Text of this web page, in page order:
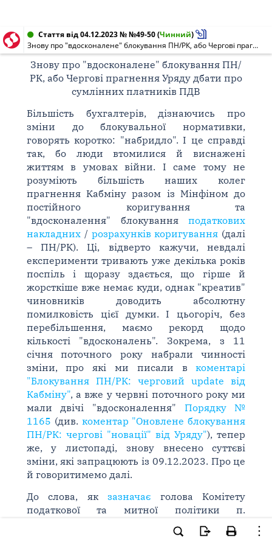
Стаття від 04.12.2023 № №49-50(Чинний)
Знову про "вдосконалене" блокування ПН/РК, або Чергові прагнення Уряду дбати про сумлінних платників ПДВ
Знову про "вдосконалене" блокування ПН/
РК, або Чергові прагнення Уряду дбати про
сумлінних платників ПДВ
Більшість бухгалтерів, дізнаючись про
зміни до блокувальної нормативки,
говорять коротко: "набридло". І це справді
так, бо люди втомилися й виснажені
життям в умовах війни. І саме тому не
розуміють більшість наших колег
прагнення Кабміну разом із Мінфіном до
постійного коригування та
"вдосконалення" блокуванняподаткових
накладних/ розрахунків коригування (далі
– ПН/РК). Ці, відверто кажучи, невдалі
експерименти тривають уже декілька років
поспіль і щоразу здається, що гірше й
жорсткіше вже немає куди, однак "креатив"
чиновників доводить абсолютну
помилковість цієї думки. І цьогоріч, без
перебільшення, маємо рекорд щодо
кількості "вдосконалень". Зокрема, з 11
січня поточного року набрали чинності
зміни, про які ми писали вкоментарі
"Блокування ПН/РК: черговий update від
Кабміну", а вже у червні поточного року ми
мали двічі "вдосконалення" Порядку №
1165 (див. коментар "Оновлене блокування
ПН/РК: чергові "новації" від Уряду"), тепер
же, у листопаді, знову внесено суттєві
зміни, які запрацюють із 09.12.2023. Про це
й говоритимемо далі.
До слова, якзазначає голова Комітету
податкової та митної політики п.
Порядку № 1165
були напрацьовані разом з експертами,